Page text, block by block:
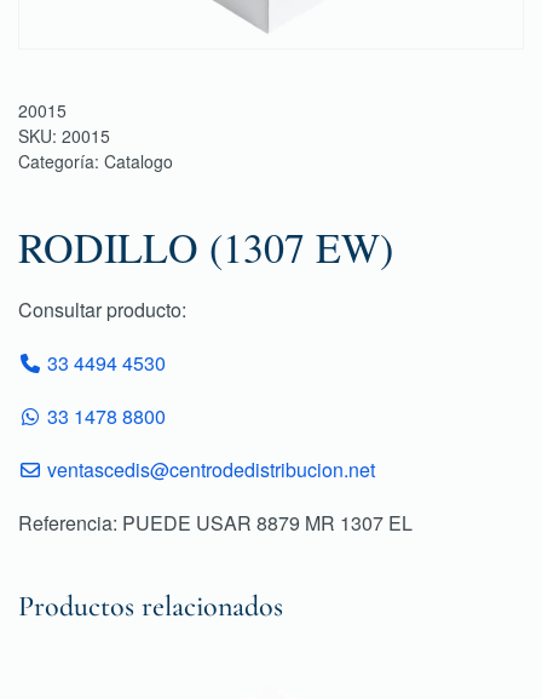
20015
SKU: 20015
Categoría: Catalogo
RODILLO (1307 EW)
Consultar producto:
33 4494 4530
33 1478 8800
ventascedis@centrodedistribucion.net
Referencia: PUEDE USAR 8879 MR 1307 EL
Productos relacionados